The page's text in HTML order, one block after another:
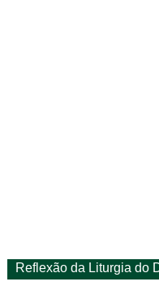
Reflexão da Liturgia do